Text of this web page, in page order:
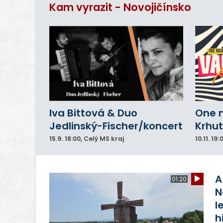
Kam vyrazit - Novojičínsko
Iva Bittová & Duo
Jedlinský-Fischer/koncert
15.9.18:00, Celý MS kraj
One
Krhut
10.11.
01:20